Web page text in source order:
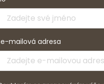
mailová adresa